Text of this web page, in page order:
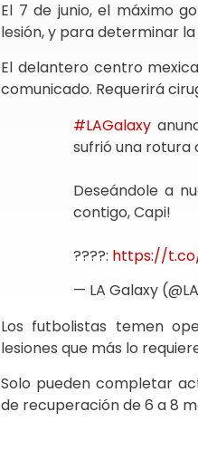
El 7 de junio, el máximo
lesión, y para determinar
El delantero centro
comunicado. Requerirá
#LAGalaxy
sufrió una rotura
Deseándole a
contigo, Capi!
????️: https://
— LA Galaxy
Los futbolistas temen
lesiones que más lo
Solo pueden completar
de recuperación de 6 a 8